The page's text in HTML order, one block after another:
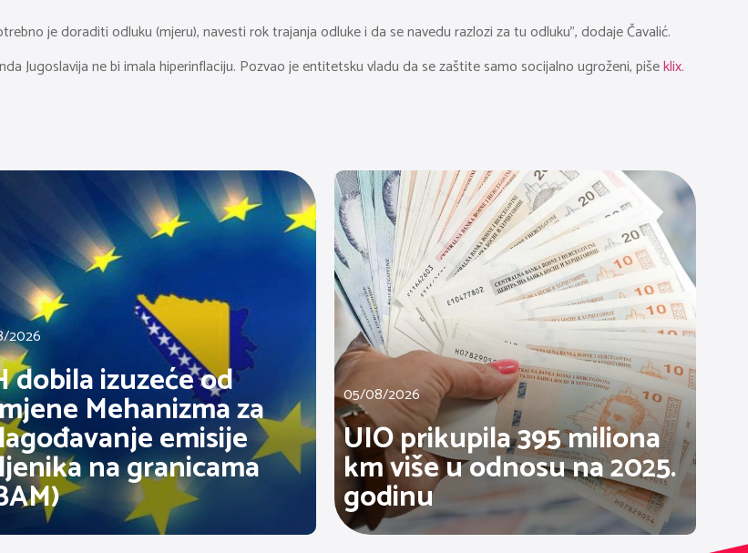
je doraditi odluku (mjeru), navesti rok trajanja odluke i da se navedu razlozi za tu odluku”, dodaje Čavalić.
Jugoslavija ne bi imala hiperinflaciju. Pozvao je entitetsku vladu da se zaštite samo socijalno ugroženi, pišeklix.
2026
dobila izuzeće od
Mehanizma za
emisije
na granicama
05/08/2026
UIO prikupila 395 miliona
km više u odnosu na 2025.
godinu